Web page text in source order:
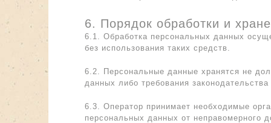
6. Порядок обработки и
6.1. Обработка персональных данных
без использования таких средств.
6.2. Персональные данные хранятся не
данных либо требования
6.3. Оператор принимает необходимые
персональных данных от неправомерного